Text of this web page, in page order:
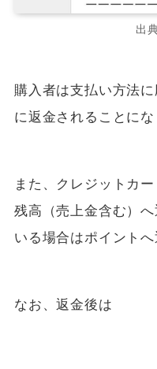
出
購入者は支払い方法
に返金されることにな
また、クレジットカ
残高（売上金含む）
いる場合はポイントへ
なお、返金後は